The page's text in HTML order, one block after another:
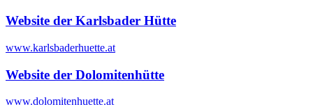
Website der Karlsbader Hütte
www.karlsbaderhuette.at
Website der Dolomitenhütte
www.dolomitenhuette.at